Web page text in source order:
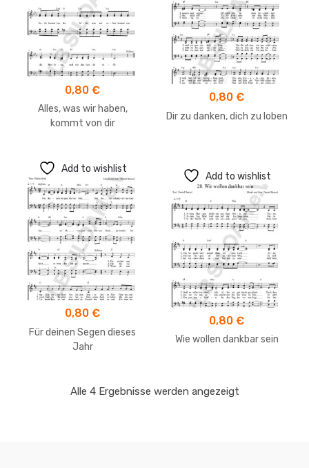
0,80 €
Alles, was wir haben,
kommt von dir
0,80 €
Dir zu danken, dich zu loben
Add to wishlist
0,80 €
Für deinen Segen dieses
Jahr
Add to wishlist
0,80 €
Wie wollen dankbar sein
Alle 4 Ergebnisse werden angezeigt